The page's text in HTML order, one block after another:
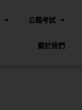
公職考試
關於我們